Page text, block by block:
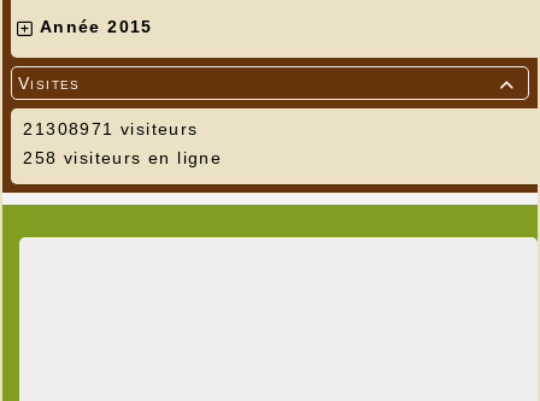
Année 2015

Visites
21308971 visiteurs
258 visiteurs en ligne